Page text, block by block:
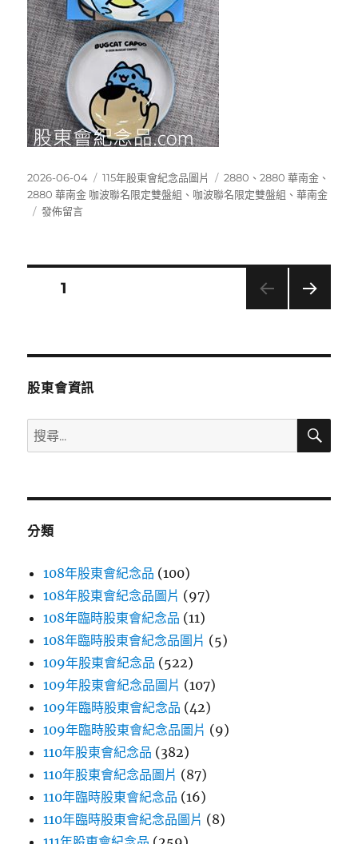
發
佈
日
2026-06-04
分
類
115年股東會紀念品圖片
標
籤
2880 、2880 華南金 、
2880 華南金 咖波聯名限定雙盤組 、 咖波聯名限定雙盤組 、華南金
在
限
定
雙
組〉
發佈留言
分
頁次1
股東會資訊
搜
尋
鍵
搜
分類
108年股東會紀念品 (100)
108年股東會紀念品圖片 (97)
108年臨時股東會紀念品 (11)
108年臨時股東會紀念品圖片 (5)
109年股東會紀念品 (522)
109年股東會紀念品圖片 (107)
109年臨時股東會紀念品 (42)
109年臨時股東會紀念品圖片 (9)
110年股東會紀念品 (382)
110年股東會紀念品圖片 (87)
110年臨時股東會紀念品 (16)
110年臨時股東會紀念品圖片 (8)